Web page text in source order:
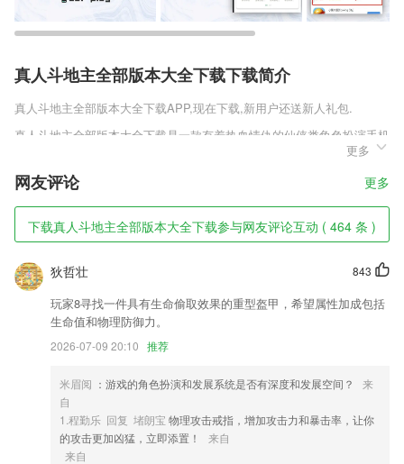
真人斗地主全部版本大全下载下载简介
真人斗地主全部版本大全下载APP,现在下载,新用户还送新人礼包.
真人斗地主全部版本大全下载是一款有着热血情仇的仙侠类角色扮演手机
游戏，这里有着仙侠世界中的所有特色玩法，加入了很强的东方元素，给
你还原一个有着古典风彩的仙侠世界，还有着更多的挑战，经典的PVP
玩法将出现在你的眼帘，你可以随意操作你的角色。
真人斗地主全部版本大全下载软件特色
1,【自动识别，一秒抠图】
2,坚持需求导向，积极开发具有郫都特色、符合基层实际系列课程，提升
培训内容的针对性、实践经验的可及性。
3,【新鲜资讯】智能化推荐，热点时事社会娱乐搞笑美图看你想看
4,一目了然的店铺信息内容，店铺基础信息中展示关联仪器、美容师以及
5,分享您的爱车。
6,查看您所在地址支持的配送服务类型和时效
真人斗地主全部版本大全下载软件优势
更多
网友评论 更多
下载真人斗地主全部版本大全下载参与网友评论互动 ( 464 条 )
843
狄哲壮
玩家8寻找一件具有生命偷取效果的重型盔甲，希望属性加成包括
生命值和物理防御力。
2026-07-09 20:10 推荐
米眉阅 ：游戏的角色扮演和发展系统是否有深度和发展空间？
来
自
1.程勤乐 回复 堵朗宝 物理攻击戒指，增加攻击力和暴击率，让你
的攻击更加凶猛，立即添置！
来自
来自